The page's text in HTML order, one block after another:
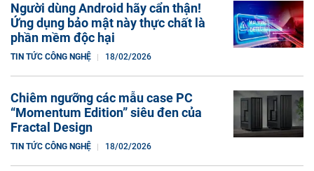
Người dùng Android hãy cẩn thận!
Ứng dụng bảo mật này thực chất là
phần mềm độc hại
TIN TỨC CÔNG NGHỆ 18/02/2026
Chiêm ngưỡng các mẫu case PC
“Momentum Edition” siêu đen của
Fractal Design
TIN TỨC CÔNG NGHỆ 18/02/2026